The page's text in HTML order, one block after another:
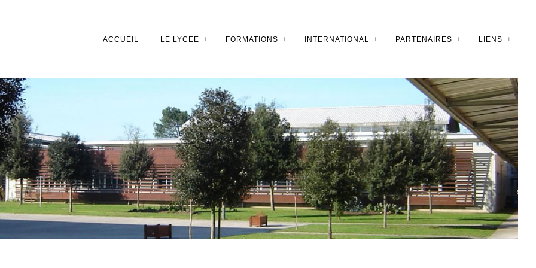
ACCUEIL LE LYCEE FORMATIONS INTERNATIONAL PARTENAIRES LIENS